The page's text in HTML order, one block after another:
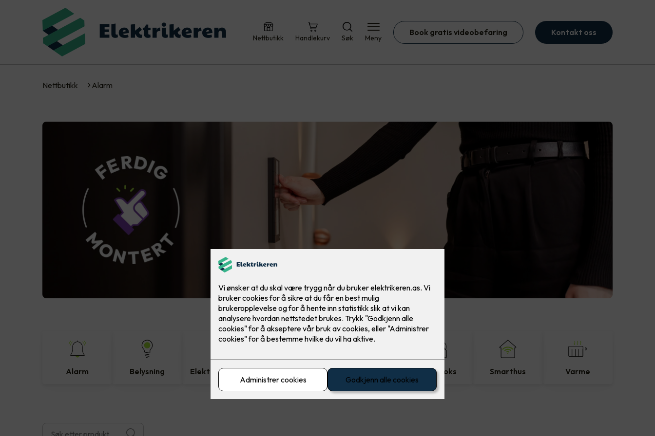
Nettbutikk Handlekurv Søk Meny
Book gratis videobefaring Kontakt oss
Nettbutikk Alarm
Alarm Belysning Elektromateriell El-sikkerhet Ferdig montert Ladeboks Smarthus Varme